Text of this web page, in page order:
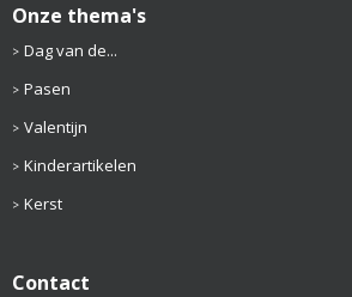
Onze thema's
Dag van de...
Pasen
Valentijn
Kinderartikelen
Kerst
Contact